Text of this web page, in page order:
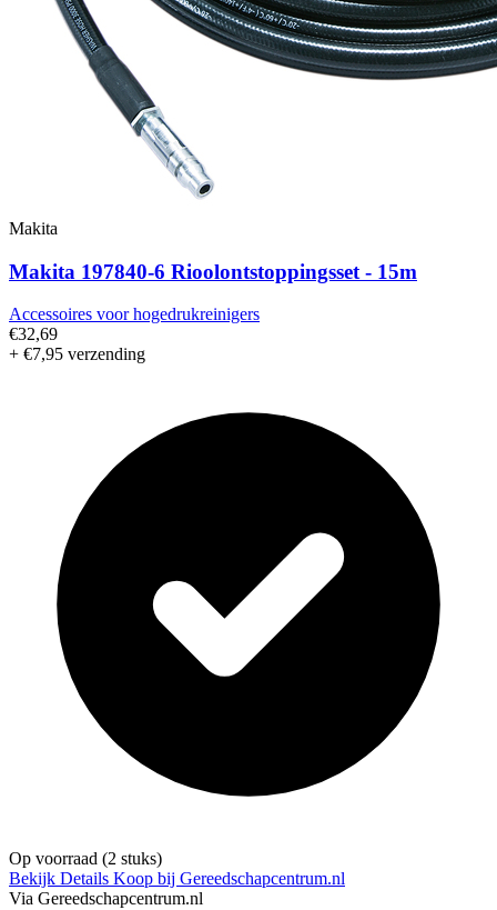
Makita
Makita 197840-6 Rioolontstoppingsset - 15m
Accessoires voor hogedrukreinigers
€32,69
+ €7,95 verzending
Op voorraad (2 stuks)
Bekijk Details Koop bij Gereedschapcentrum.nl
Via Gereedschapcentrum.nl